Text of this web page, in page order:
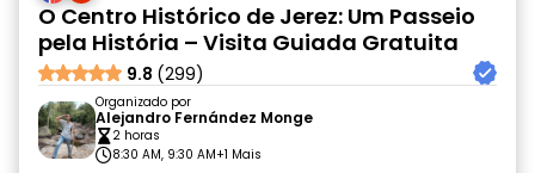
O Centro Histórico de Jerez: Um Passeio
pela História – Visita Guiada Gratuita
9.8 (299)
Organizado por
Alejandro Fernández Monge
2 horas
8:30 AM, 9:30 AM+1 Mais